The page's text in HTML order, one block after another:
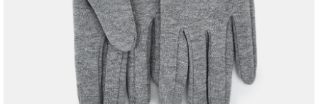
Москва